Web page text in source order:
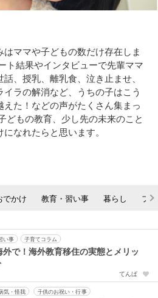
ママや子どもの数だけ存在しま
ト結果やインタビューで先輩ママ
、授乳、離乳食、泣き止ませ、
ラの解消など、うちの子はこう
た！などの声がたくさん集まっ
どもの教育、少し先の未来のこと
なれたらと思います。
でかけ 教育・習い事 暮らし フ
い事 子育てコラム
で！海外教育移住の実態とメリッ
てんぱ
気・怪我 子供のお祝い・行事